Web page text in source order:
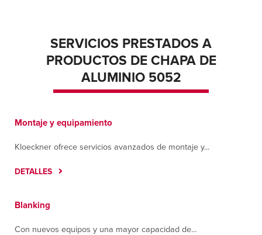
SERVICIOS PRESTADOS A
PRODUCTOS DE CHAPA DE
ALUMINIO 5052
Montaje y equipamiento
Kloeckner ofrece servicios avanzados de montaje y...
DETALLES
Blanking
Con nuevos equipos y una mayor capacidad de...